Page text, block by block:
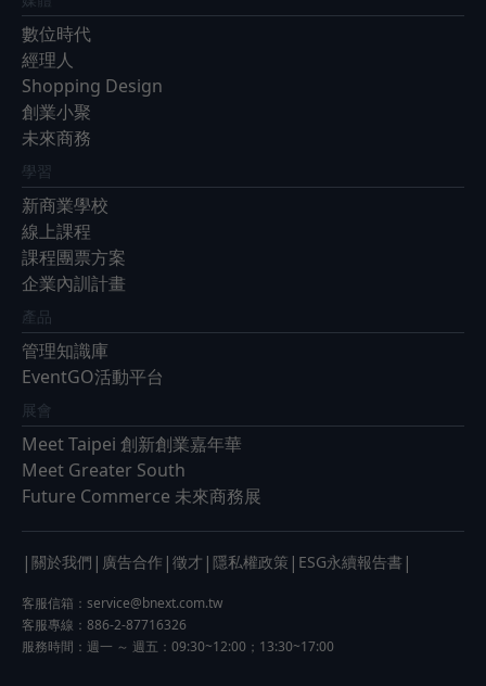
數位時代
經理人
Shopping Design
創業小聚
未來商務
學習
新商業學校
線上課程
課程團票方案
企業內訓計畫
產品
管理知識庫
EventGO活動平台
展會
Meet Taipei 創新創業嘉年華
Meet Greater South
Future Commerce 未來商務展
| 關於我們 | 廣告合作 | 徵才 | 隱私權政策 | ESG永續報告書 |
客服信箱： service@bnext.com.tw
客服專線：886-2-87716326
服務時間：週一 ～ 週五：09:30~12:00；13:30~17:00